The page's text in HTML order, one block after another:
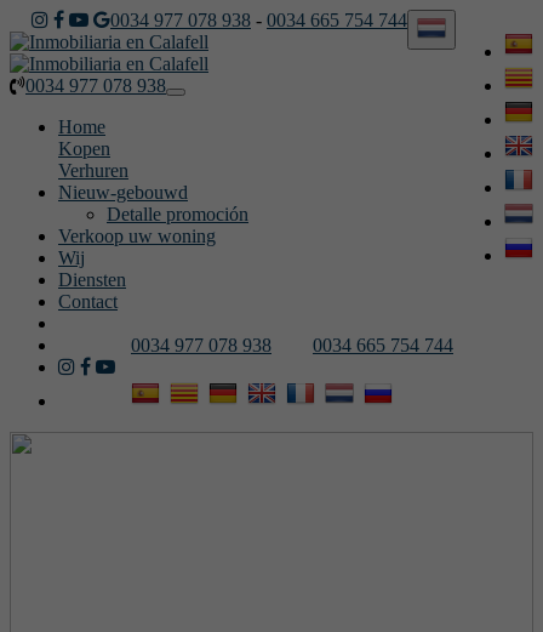
0034 977 078 938 - 0034 665 754 744
0034 977 078 938
Toggle
Home
Kopen
Verhuren
Nieuw-gebouwd
Detalle promoción
Verkoop uw woning
Wij
Diensten
Contact
0034 977 078 938 0034 665 754 744